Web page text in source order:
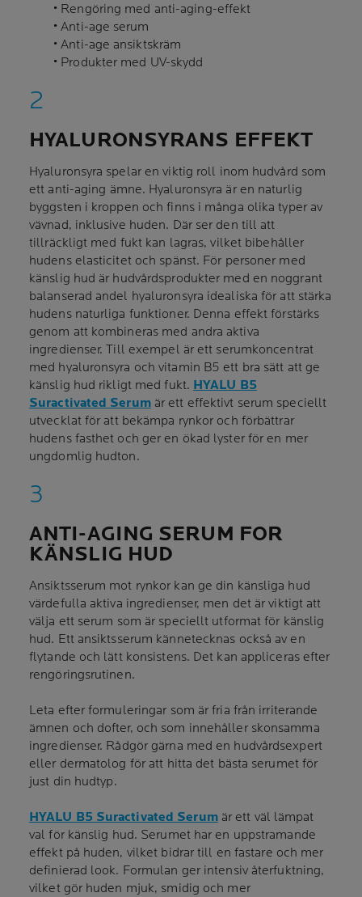
• Rengöring med anti-aging-effekt
• Anti-age serum
• Anti-age ansiktskräm
• Produkter med UV-skydd
HYALURONSYRANS EFFEKT
Hyaluronsyra spelar en viktig roll inom hudvård som
ett anti-aging ämne. Hyaluronsyra är en naturlig
byggsten i kroppen och finns i många olika typer av
vävnad, inklusive huden. Där ser den till att
tillräckligt med fukt kan lagras, vilket bibehåller
hudens elasticitet och spänst. För personer med
känslig hud är hudvårdsprodukter med en noggrant
balanserad andel hyaluronsyra idealiska för att stärka
hudens naturliga funktioner. Denna effekt förstärks
genom att kombineras med andra aktiva
ingredienser. Till exempel är ett serumkoncentrat
med hyaluronsyra och vitamin B5 ett bra sätt att ge
känslig hud rikligt med fukt. HYALU B5
Suractivated Serumär ett effektivt serum speciellt
utvecklat för att bekämpa rynkor och förbättrar
hudens fasthet och ger en ökad lyster för en mer
ungdomlig hudton.
ANTI-AGING SERUM FOR
KÄNSLIG HUD
Ansiktsserum mot rynkor kan ge din känsliga hud
värdefulla aktiva ingredienser, men det är viktigt att
välja ett serum som är speciellt utformat för känslig
hud. Ett ansiktsserum kännetecknas också av en
flytande och lätt konsistens. Det kan appliceras efter
rengöringsrutinen.
Leta efter formuleringar som är fria från irriterande
ämnen och dofter, och som innehåller skonsamma
ingredienser. Rådgör gärna med en hudvårdsexpert
eller dermatolog för att hitta det bästa serumet för
just din hudtyp.
HYALU B5 Suractivated Serumär ett väl lämpat
val för känslig hud. Serumet har en uppstramande
effekt på huden, vilket bidrar till en fastare och mer
definierad look. Formulan ger intensiv återfuktning,
vilket gör huden mjuk, smidig och mer